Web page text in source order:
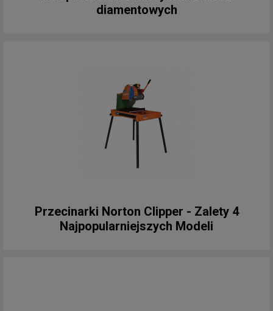
diamentowych
Przecinarki Norton Clipper - Zalety 4
Najpopularniejszych Modeli